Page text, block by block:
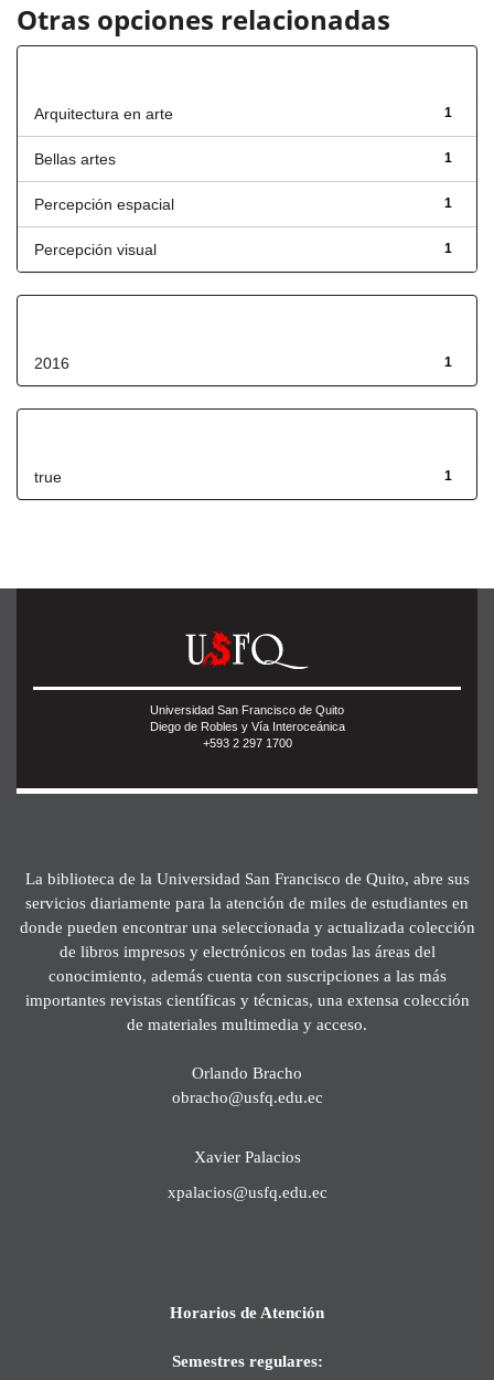
Otras opciones relacionadas
1
Arquitectura en arte
1
Bellas artes
1
Percepción espacial
1
Percepción visual
1
2016
1
true
Universidad San Francisco de Quito
Diego de Robles y Vía Interoceánica
+593 2 297 1700
La biblioteca de la Universidad San Francisco de Quito, abre sus
servicios diariamente para la atención de miles de estudiantes en
donde pueden encontrar una seleccionada y actualizada colección
de libros impresos y electrónicos en todas las áreas del
conocimiento, además cuenta con suscripciones a las más
importantes revistas científicas y técnicas, una extensa colección
de materiales multimedia y acceso.
Orlando Bracho
obracho@usfq.edu.ec
Xavier Palacios
xpalacios@usfq.edu.ec
Horarios de Atención
Semestres regulares: